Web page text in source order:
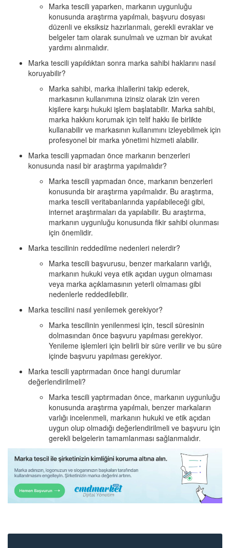
Marka tescili yaparken, markanın uygunluğu
konusunda araştırma yapılmalı, başvuru dosyası
düzenli ve eksiksiz hazırlanmalı, gerekli evraklar ve
belgeler tam olarak sunulmalı ve uzman bir avukat
yardımı alınmalıdır.
Marka tescili yapıldıktan sonra marka sahibi haklarını nasıl
koruyabilir?
Marka sahibi, marka ihlallerini takip ederek,
markasının kullanımına izinsiz olarak izin veren
kişilere karşı hukuki işlem başlatabilir. Marka sahibi,
marka hakkını korumak için telif hakkı ile birlikte
kullanabilir ve markasının kullanımını izleyebilmek için
profesyonel bir marka yönetimi hizmeti alabilir.
Marka tescili yapmadan önce markanın benzerleri
konusunda nasıl bir araştırma yapılmalıdır?
Marka tescili yapmadan önce, markanın benzerleri
konusunda bir araştırma yapılmalıdır. Bu araştırma,
marka tescili veritabanlarında yapılabileceği gibi,
internet araştırmaları da yapılabilir. Bu araştırma,
markanın uygunluğu konusunda fikir sahibi olunması
için önemlidir.
Marka tescilinin reddedilme nedenleri nelerdir?
Marka tescili başvurusu, benzer markaların varlığı,
markanın hukuki veya etik açıdan uygun olmaması
veya marka açıklamasının yeterli olmaması gibi
nedenlerle reddedilebilir.
Marka tescilini nasıl yenilemek gerekiyor?
Marka tescilinin yenilenmesi için, tescil süresinin
dolmasından önce başvuru yapılması gerekiyor.
Yenileme işlemleri için belirli bir süre verilir ve bu süre
içinde başvuru yapılması gerekiyor.
Marka tescili yaptırmadan önce hangi durumlar
değerlendirilmeli?
Marka tescili yaptırmadan önce, markanın uygunluğu
konusunda araştırma yapılmalı, benzer markaların
varlığı incelenmeli, markanın hukuki ve etik açıdan
uygun olup olmadığı değerlendirilmeli ve başvuru için
gerekli belgelerin tamamlanması sağlanmalıdır.